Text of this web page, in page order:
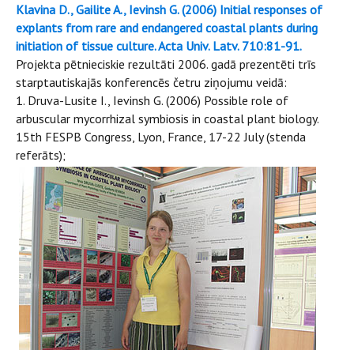
Klavina D., Gailite A., Ievinsh G. (2006) Initial responses of
explants from rare and endangered coastal plants during
initiation of tissue culture. Acta Univ. Latv. 710:81-91.
Projekta pētnieciskie rezultāti 2006. gadā prezentēti trīs
starptautiskajās konferencēs četru ziņojumu veidā:
1. Druva-Lusite I., Ievinsh G. (2006) Possible role of
arbuscular mycorrhizal symbiosis in coastal plant biology.
15th FESPB Congress, Lyon, France, 17-22 July (stenda
referāts);